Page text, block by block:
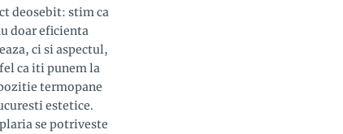
deosebit: stim ca
doar eficienta
ci si aspectul,
ca iti punem la
termopane
estetice.
se potriveste